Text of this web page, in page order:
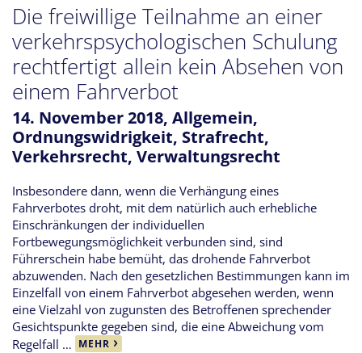
Die freiwillige Teilnahme an einer
verkehrspsychologischen Schulung
rechtfertigt allein kein Absehen von
einem Fahrverbot
14. November 2018, Allgemein,
Ordnungswidrigkeit, Strafrecht,
Verkehrsrecht, Verwaltungsrecht
Insbesondere dann, wenn die Verhängung eines
Fahrverbotes droht, mit dem natürlich auch erhebliche
Einschränkungen der individuellen
Fortbewegungsmöglichkeit verbunden sind, sind
Führerschein habe bemüht, das drohende Fahrverbot
abzuwenden. Nach den gesetzlichen Bestimmungen kann im
Einzelfall von einem Fahrverbot abgesehen werden, wenn
eine Vielzahl von zugunsten des Betroffenen sprechender
Gesichtspunkte gegeben sind, die eine Abweichung vom
Regelfall … MEHR